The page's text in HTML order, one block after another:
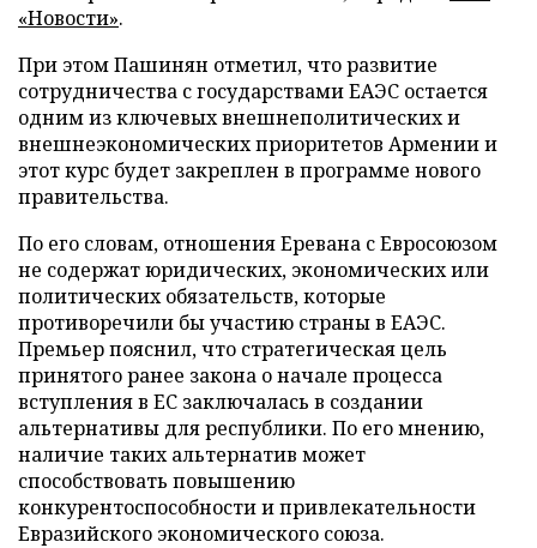
«Новости».
При этом Пашинян отметил, что развитие
сотрудничества с государствами ЕАЭС остается
одним из ключевых внешнеполитических и
внешнеэкономических приоритетов Армении и
этот курс будет закреплен в программе нового
правительства.
По его словам, отношения Еревана с Евросоюзом
не содержат юридических, экономических или
политических обязательств, которые
противоречили бы участию страны в ЕАЭС.
Премьер пояснил, что стратегическая цель
принятого ранее закона о начале процесса
вступления в ЕС заключалась в создании
альтернативы для республики. По его мнению,
наличие таких альтернатив может
способствовать повышению
конкурентоспособности и привлекательности
Евразийского экономического союза.